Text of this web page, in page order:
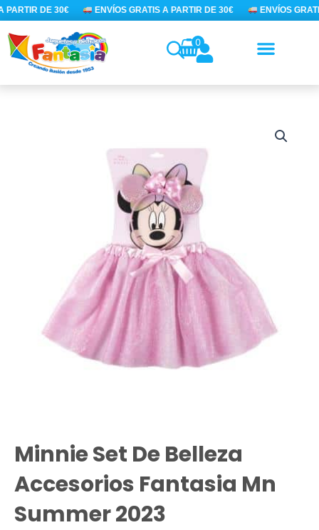
Ir
al
contenido
PARTIR DE 30€ ENVÍOS GRATIS A PARTIR DE 30€ ENVÍOS
0
Minnie Set De Belleza
Accesorios Fantasia Mn
Summer 2023